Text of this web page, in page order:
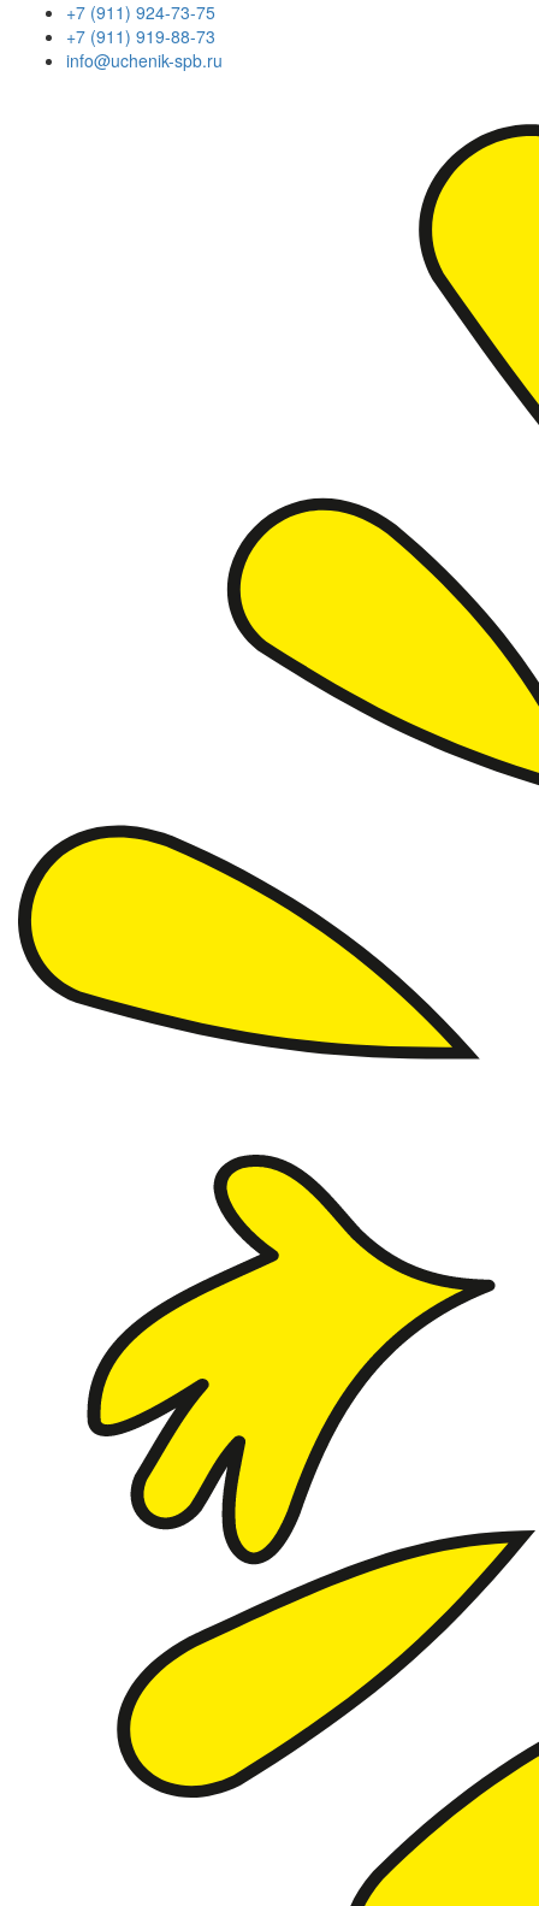
+7 (911) 924-73-75
+7 (911) 919-88-73
info@uchenik-spb.ru